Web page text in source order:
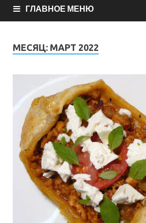
ГЛАВНОЕ МЕНЮ
МЕСЯЦ: МАРТ 2022